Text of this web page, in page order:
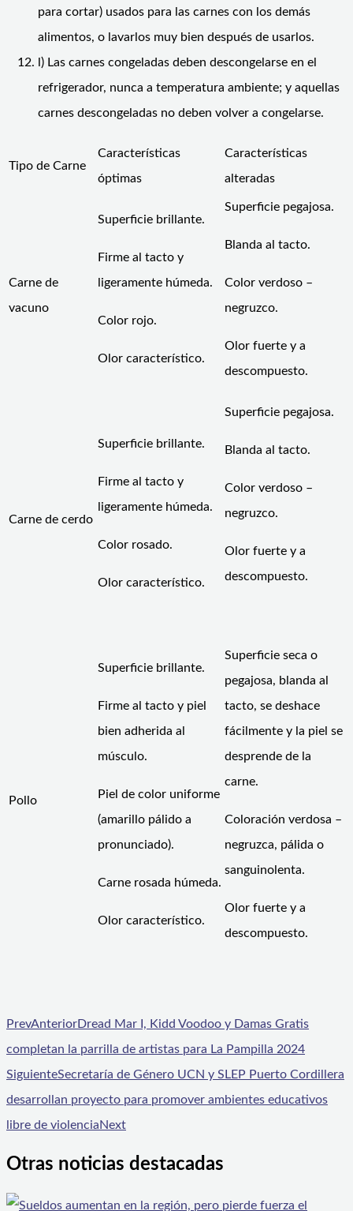
para cortar) usados para las carnes con los demás
alimentos, o lavarlos muy bien después de usarlos.
l) Las carnes congeladas deben descongelarse en el
refrigerador, nunca a temperatura ambiente; y aquellas
carnes descongeladas no deben volver a congelarse.
Tipo de Carne
Características
óptimas
Características
alteradas
Carne de
vacuno
Superficie brillante.
Firme al tacto y
ligeramente húmeda.
Color rojo.
Olor característico.
Superficie pegajosa.
Blanda al tacto.
Color verdoso –
negruzco.
Olor fuerte y a
descompuesto.
Carne de cerdo
Superficie brillante.
Firme al tacto y
ligeramente húmeda.
Color rosado.
Olor característico.
Superficie pegajosa.
Blanda al tacto.
Color verdoso –
negruzco.
Olor fuerte y a
descompuesto.
Pollo
Superficie brillante.
Firme al tacto y piel
bien adherida al
músculo.
Piel de color uniforme
(amarillo pálido a
pronunciado).
Carne rosada húmeda.
Olor característico.
Superficie seca o
pegajosa, blanda al
tacto, se deshace
fácilmente y la piel se
desprende de la
carne.
Coloración verdosa –
negruzca, pálida o
sanguinolenta.
Olor fuerte y a
descompuesto.
PrevAnteriorDread Mar I, Kidd Voodoo y Damas Gratis
completan la parrilla de artistas para La Pampilla 2024
SiguienteSecretaría de Género UCN y SLEP Puerto Cordillera
desarrollan proyecto para promover ambientes educativos
libre de violenciaNext
Otras noticias destacadas